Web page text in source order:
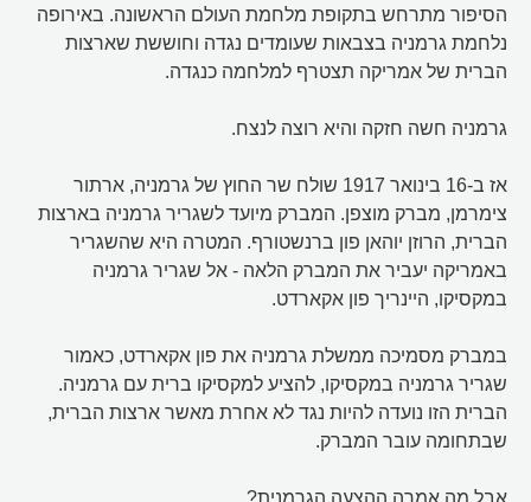
הסיפור מתרחש בתקופת מלחמת העולם הראשונה. באירופה
נלחמת גרמניה בצבאות שעומדים נגדה וחוששת שארצות
הברית של אמריקה תצטרף למלחמה כנגדה.
גרמניה חשה חזקה והיא רוצה לנצח.
אז ב-16 בינואר 1917 שולח שר החוץ של גרמניה, ארתור
צימרמן, מברק מוצפן. המברק מיועד לשגריר גרמניה בארצות
הברית, הרוזן יוהאן פון ברנשטורף. המטרה היא שהשגריר
באמריקה יעביר את המברק הלאה - אל שגריר גרמניה
במקסיקו, היינריך פון אקארדט.
במברק מסמיכה ממשלת גרמניה את פון אקארדט, כאמור
שגריר גרמניה במקסיקו, להציע למקסיקו ברית עם גרמניה.
הברית הזו נועדה להיות נגד לא אחרת מאשר ארצות הברית,
שבתחומה עובר המברק.
אבל מה אמרה ההצעה הגרמנית?